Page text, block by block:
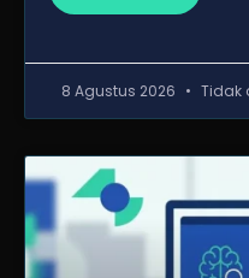
8 Agustus 2026 Tidak